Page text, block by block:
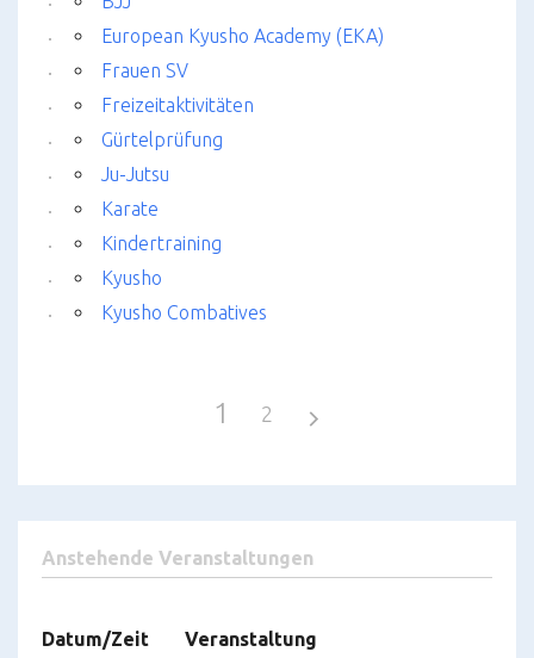
European Kyusho Academy (EKA)
Frauen SV
Freizeitaktivitäten
Gürtelprüfung
Ju-Jutsu
Karate
Kindertraining
Kyusho
Kyusho Combatives
1 2
Anstehende Veranstaltungen
Datum/Zeit Veranstaltung